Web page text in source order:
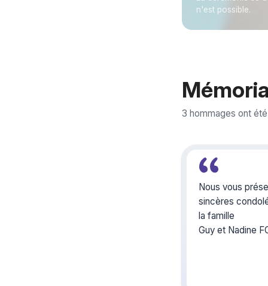
n'est possible.
3 hommages ont
Nous vous
sincères
la famille